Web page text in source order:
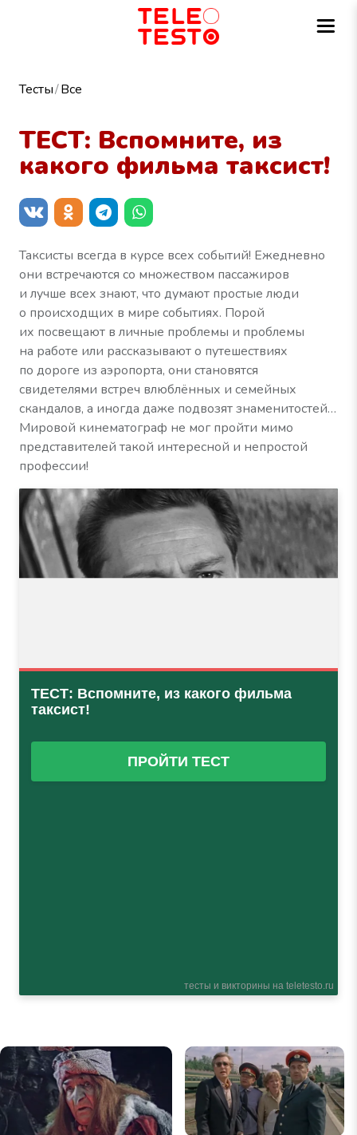
Тесты Все
ТЕСТ: Вспомните, из
какого фильма таксист!
Таксисты всегда в курсе всех событий! Ежедневно
они встречаются со множеством пассажиров
и лучше всех знают, что думают простые люди
о происходщих в мире событиях. Порой
их посвещают в личные проблемы и проблемы
на работе или рассказывают о путешествиях
по дороге из аэропорта, они становятся
свидетелями встреч влюблённых и семейных
скандалов, а иногда даже подвозят знаменитостей…
Мировой кинематограф не мог пройти мимо
представителей такой интересной и непростой
профессии!